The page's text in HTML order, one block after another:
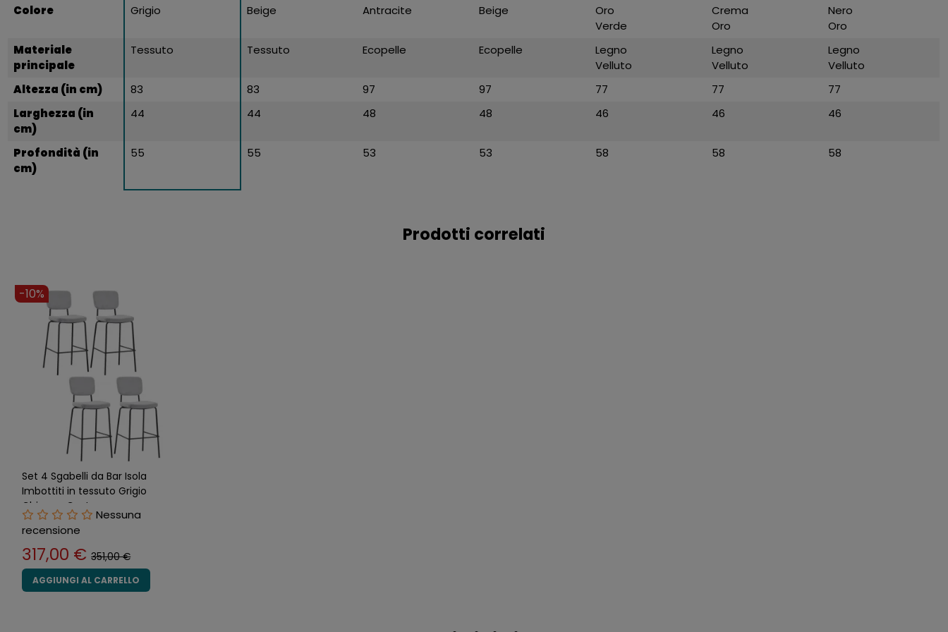
Colore
Grigio Beige Antracite Beige
Oro
Verde
Crema
Oro
Nero
Oro
Materiale
principale
Tessuto Tessuto Ecopelle Ecopelle
Legno
Velluto
Legno
Velluto
Legno
Velluto
Altezza (in cm)
83 83 97 97 77 77
77
Larghezza (in
cm)
44 44 48 48 46 46 46
Profondità (in
cm)
55 55 53 53 58 58 58
Prodotti correlati
-10%
Set 4 Sgabelli da Bar Isola
Imbottiti in tessuto Grigio
Chiaro a Coste
Nessuna
recensione
317,00 €351,00 €
AGGIUNGI AL CARRELLO